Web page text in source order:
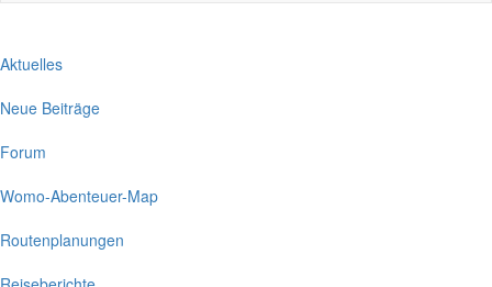
Aktuelles
Neue Beiträge
Forum
Womo-Abenteuer-Map
Routenplanungen